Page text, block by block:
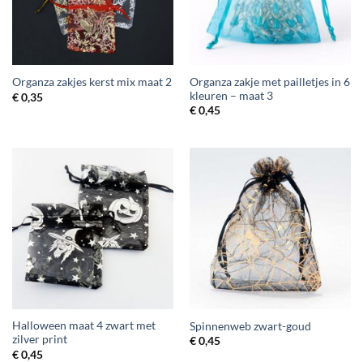
Organza zakjes kerst mix maat 2
€0,35
Organza zakje met pailletjes in 6
kleuren – maat 3
€0,45
Halloween maat 4 zwart met
zilver print
€0,45
Spinnenweb zwart-goud
€0,45